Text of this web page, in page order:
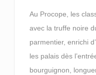
Au Procope, les
avec la truffe noire
parmentier, enrichi
les palais dès
bourguignon,